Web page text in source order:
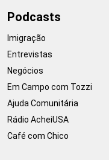
Podcasts
Imigração
Entrevistas
Negócios
Em Campo com Tozzi
Ajuda Comunitária
Rádio AcheiUSA
Café com Chico